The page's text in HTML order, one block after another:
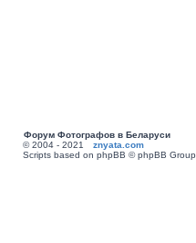
Форум Фотографов в Беларуси
© 2004 - 2021 znyata.com
Scripts based on phpBB © phpBB Group